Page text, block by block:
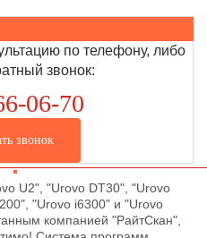
по телефону, либо
звонок:
06-70
звонок
U2", "Urovo DT30", "Urovo
"Urovo i6300" и "Urovo
компанией "РайтСкан",